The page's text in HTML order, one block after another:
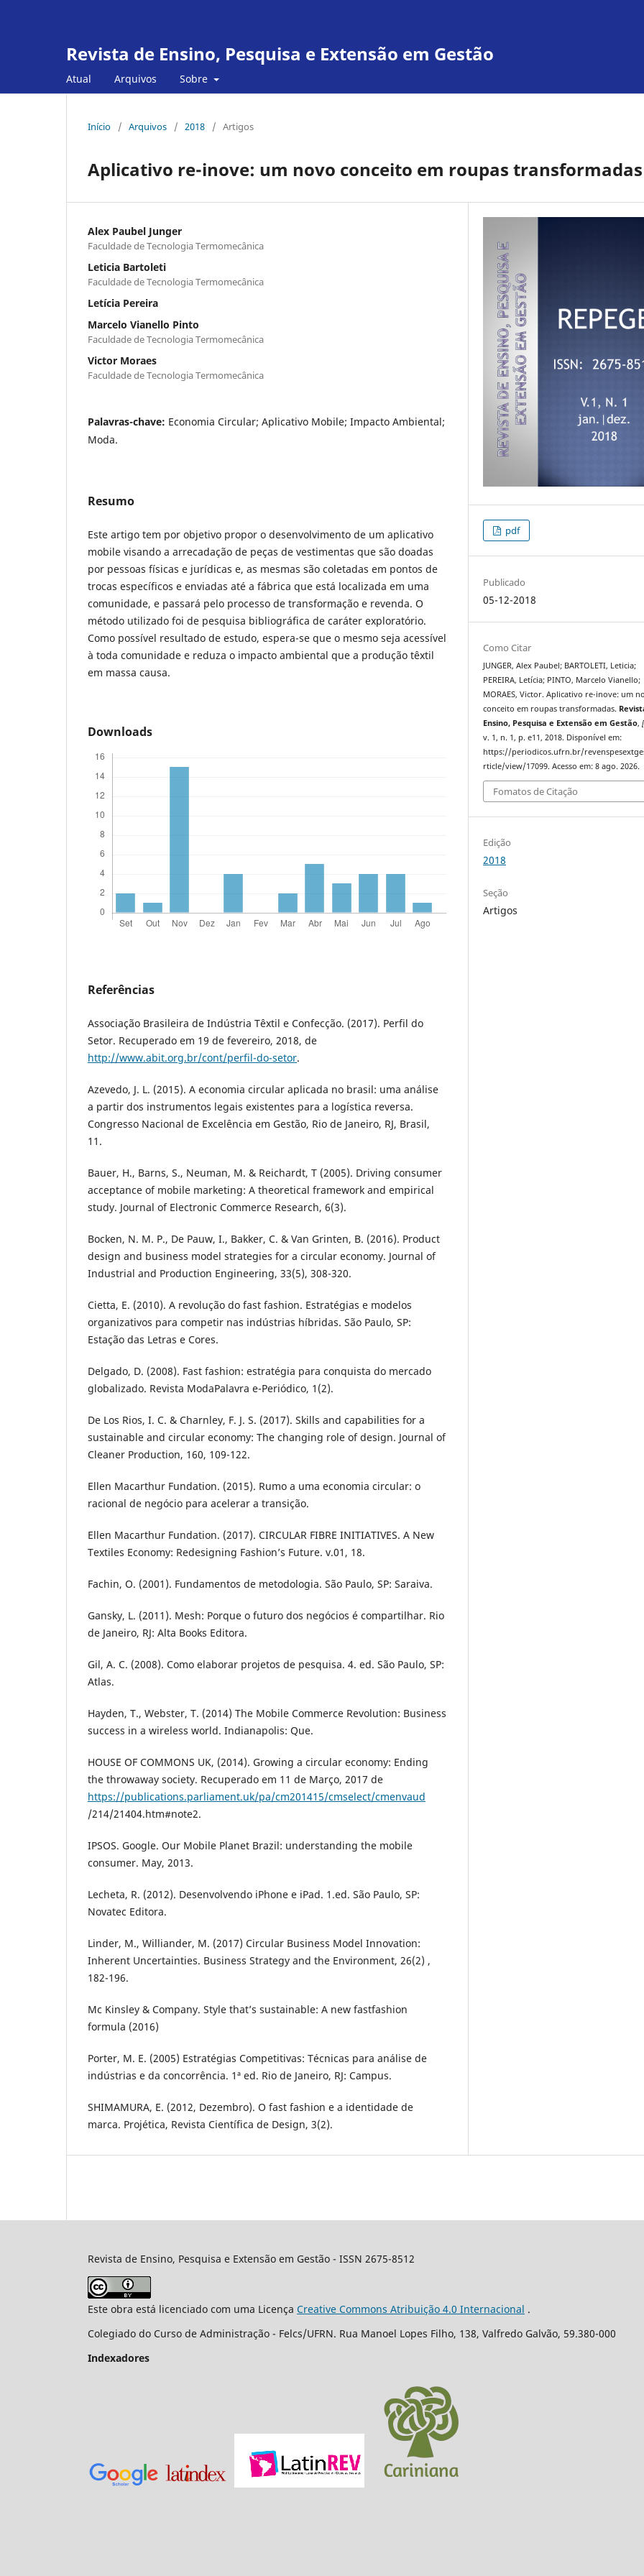
Revista de Ensino, Pesquisa e Extensão em Gestão
Atual Arquivos Sobre
Início / Arquivos / 2018 / Artigos
Aplicativo re-inove: um novo conceito em roupas transformadas
Alex Paubel Junger
Faculdade de Tecnologia Termomecânica
Leticia Bartoleti
Faculdade de Tecnologia Termomecânica
Letícia Pereira
Marcelo Vianello Pinto
Faculdade de Tecnologia Termomecânica
Victor Moraes
Faculdade de Tecnologia Termomecânica
Palavras-chave: Economia Circular; Aplicativo Mobile; Impacto Ambiental;
Moda.
Resumo
Este artigo tem por objetivo propor o desenvolvimento de um aplicativo
mobile visando a arrecadação de peças de vestimentas que são doadas
por pessoas físicas e jurídicas e, as mesmas são coletadas em pontos de
trocas específicos e enviadas até a fábrica que está localizada em uma
comunidade, e passará pelo processo de transformação e revenda. O
método utilizado foi de pesquisa bibliográfica de caráter exploratório.
Como possível resultado de estudo, espera-se que o mesmo seja acessível
à toda comunidade e reduza o impacto ambiental que a produção têxtil
em massa causa.
Downloads
Referências
Associação Brasileira de Indústria Têxtil e Confecção. (2017). Perfil do
Setor. Recuperado em 19 de fevereiro, 2018, de
http://www.abit.org.br/cont/perfil-do-setor.
Azevedo, J. L. (2015). A economia circular aplicada no brasil: uma análise
a partir dos instrumentos legais existentes para a logística reversa.
Congresso Nacional de Excelência em Gestão, Rio de Janeiro, RJ, Brasil,
11.
Bauer, H., Barns, S., Neuman, M. & Reichardt, T (2005). Driving consumer
acceptance of mobile marketing: A theoretical framework and empirical
study. Journal of Electronic Commerce Research, 6(3).
Bocken, N. M. P., De Pauw, I., Bakker, C. & Van Grinten, B. (2016). Product
design and business model strategies for a circular economy. Journal of
Industrial and Production Engineering, 33(5), 308-320.
Cietta, E. (2010). A revolução do fast fashion. Estratégias e modelos
organizativos para competir nas indústrias híbridas. São Paulo, SP:
Estação das Letras e Cores.
Delgado, D. (2008). Fast fashion: estratégia para conquista do mercado
globalizado. Revista ModaPalavra e-Periódico, 1(2).
De Los Rios, I. C. & Charnley, F. J. S. (2017). Skills and capabilities for a
sustainable and circular economy: The changing role of design. Journal of
Cleaner Production, 160, 109-122.
Ellen Macarthur Fundation. (2015). Rumo a uma economia circular: o
racional de negócio para acelerar a transição.
Ellen Macarthur Fundation. (2017). CIRCULAR FIBRE INITIATIVES. A New
Textiles Economy: Redesigning Fashion’s Future. v.01, 18.
Fachin, O. (2001). Fundamentos de metodologia. São Paulo, SP: Saraiva.
Gansky, L. (2011). Mesh: Porque o futuro dos negócios é compartilhar. Rio
de Janeiro, RJ: Alta Books Editora.
Gil, A. C. (2008). Como elaborar projetos de pesquisa. 4. ed. São Paulo, SP:
Atlas.
Hayden, T., Webster, T. (2014) The Mobile Commerce Revolution: Business
success in a wireless world. Indianapolis: Que.
HOUSE OF COMMONS UK, (2014). Growing a circular economy: Ending
the throwaway society. Recuperado em 11 de Março, 2017 de
https://publications.parliament.uk/pa/cm201415/cmselect/cmenvaud
/214/21404.htm#note2.
IPSOS. Google. Our Mobile Planet Brazil: understanding the mobile
consumer. May, 2013.
Lecheta, R. (2012). Desenvolvendo iPhone e iPad. 1.ed. São Paulo, SP:
Novatec Editora.
Linder, M., Williander, M. (2017) Circular Business Model Innovation:
Inherent Uncertainties. Business Strategy and the Environment, 26(2) ,
182-196.
Mc Kinsley & Company. Style that’s sustainable: A new fastfashion
formula (2016)
Porter, M. E. (2005) Estratégias Competitivas: Técnicas para análise de
indústrias e da concorrência. 1ª ed. Rio de Janeiro, RJ: Campus.
SHIMAMURA, E. (2012, Dezembro). O fast fashion e a identidade de
marca. Projética, Revista Científica de Design, 3(2).
pdf
Publicado
05-12-2018
Como Citar
JUNGER, Alex Paubel; BARTOLETI, Leticia;
PEREIRA, Letícia; PINTO, Marcelo Vianello;
MORAES, Victor. Aplicativo re-inove: um
conceito em roupas transformadas.
Ensino, Pesquisa e Extensão em Gestão,
v. 1, n. 1, p. e11, 2018. Disponível em:
https://periodicos.ufrn.br/
rticle/view/17099. Acesso em: 8 ago. 2026.
Fomatos de Citação
Edição
2018
Seção
Artigos
Revista de Ensino, Pesquisa e Extensão em Gestão - ISSN 2675-8512
Este obra está licenciado com uma Licença Creative Commons Atribuição 4.0 Internacional .
Colegiado do Curso de Administração - Felcs/UFRN. Rua Manoel Lopes Filho, 138, Valfredo Galvão, 59.380-000
Indexadores